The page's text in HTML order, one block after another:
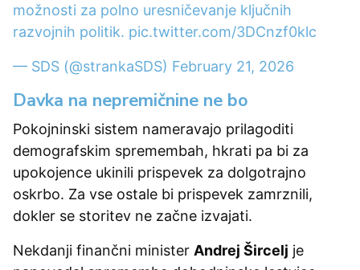
možnosti za polno uresničevanje ključnih
razvojnih politik. pic.twitter.com/3DCnzf0klc
— SDS (@strankaSDS) February 21, 2026
Davka na nepremičnine ne bo
Pokojninski sistem nameravajo prilagoditi
demografskim spremembah, hkrati pa bi za
upokojence ukinili prispevek za dolgotrajno
oskrbo. Za vse ostale bi prispevek zamrznili,
dokler se storitev ne začne izvajati.
Nekdanji finančni minister Andrej Šircelj je